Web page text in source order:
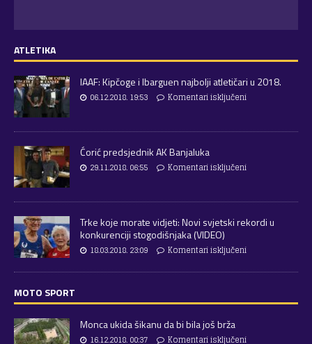
ATLETIKA
IAAF: Kipčoge i Ibarguen najbolji atletičari u 2018.
06.12.2018. 19:53 Komentari isključeni
Ćorić predsjednik AK Banjaluka
29.11.2018. 06:55 Komentari isključeni
Trke koje morate vidjeti: Novi svjetski rekordi u
konkurenciji stogodišnjaka (VIDEO)
18.03.2018. 23:09 Komentari isključeni
MOTO SPORT
Monca ukida šikanu da bi bila još brža
16.12.2018. 00:37 Komentari isključeni